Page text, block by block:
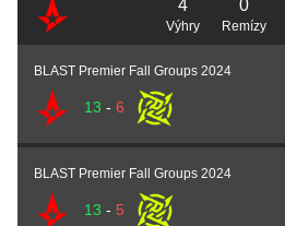
4
Výhry
0
Remízy
BLAST Premier Fall Groups 2024
13 - 6
BLAST Premier Fall Groups 2024
13 - 5